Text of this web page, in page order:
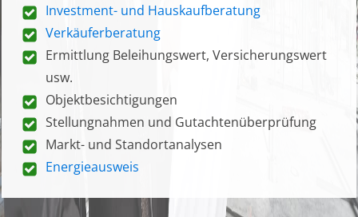
Investment- und Hauskaufberatung
Verkäuferberatung
Ermittlung Beleihungswert, Versicherungswert
usw.
Objektbesichtigungen
Stellungnahmen und Gutachtenüberprüfung
Markt- und Standortanalysen
Energieausweis